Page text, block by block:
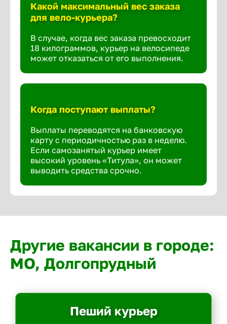
Какой максимальный вес заказа
для вело-курьера?
В случае, когда вес заказа превосходит
18 килограммов, курьер на велосипеде
может отказаться от его выполнения.
Когда поступают выплаты?
Выплаты переводятся на банковскую
карту с периодичностью раз в неделю.
Если самозанятый курьер имеет
высокий уровень «Титула», он может
выводить средства срочно.
Другие вакансии в городе:
МО, Долгопрудный
Пеший курьер